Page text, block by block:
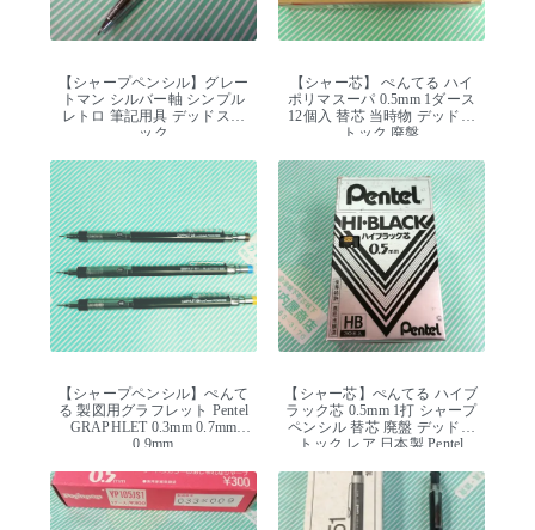
【シャープペンシル】グレー
トマン シルバー軸 シンプル
レトロ 筆記用具 デッドスト
ック
【シャー芯】 ぺんてる ハイ
ポリマスーパ 0.5mm 1ダース
12個入 替芯 当時物 デッドス
トック 廃盤
【シャープペンシル】ぺんて
る 製図用グラフレット Pentel
GRAPHLET 0.3mm 0.7mm
0.9mm
【シャー芯】ぺんてる ハイブ
ラック芯 0.5mm 1打 シャープ
ペンシル 替芯 廃盤 デッドス
トック レア 日本製 Pentel